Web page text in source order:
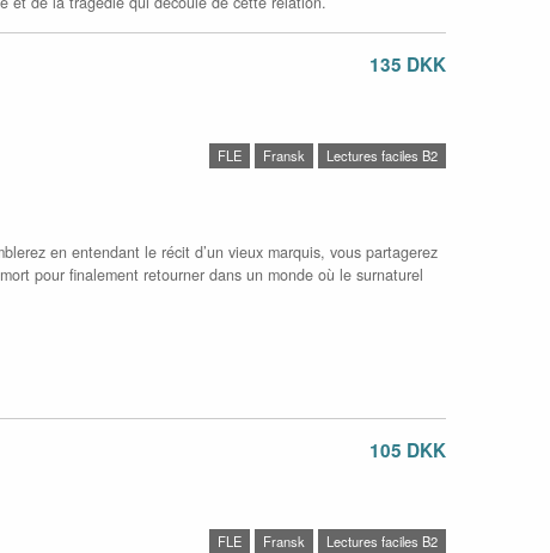
135 DKK
FLE Fransk Lectures faciles B2
en entendant le récit d’un vieux marquis, vous partagerez
pour finalement retourner dans un monde où le surnaturel
105 DKK
FLE Fransk Lectures faciles B2